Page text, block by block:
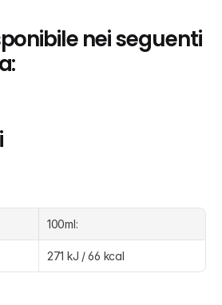
nei seguenti
100ml:
271 kJ / 66 kcal